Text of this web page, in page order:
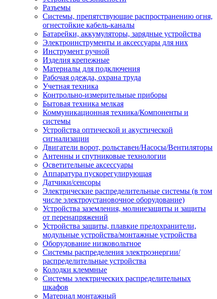
Разъемы
Системы, препятствующие распространению огня,
огнестойкие кабель-каналы
Батарейки, аккумуляторы, зарядные устройства
Электроинструменты и аксессуары для них
Инструмент ручной
Изделия крепежные
Материалы для подключения
Рабочая одежда, охрана труда
Учетная техника
Контрольно-измерительные приборы
Бытовая техника мелкая
Коммуникационная техника/Компоненты и
системы
Устройства оптической и акустической
сигнализации
Двигатели ворот, рольставен/Насосы/Вентиляторы
Антенны и спутниковые технологии
Осветительные аксессуары
Аппаратура пускорегулирующая
Датчики/сенсоры
Электрические распределительные системы (в том
числе электроустановочное оборудование)
Устройства заземления, молниезащиты и защиты
от перенапряжений
Устройства защиты, плавкие предохранители,
модульные устройства/монтажные устройства
Оборудование низковольтное
Системы распределения электроэнергии/
распределительные устройства
Колодки клеммные
Системы электрических распределительных
шкафов
Материал монтажный